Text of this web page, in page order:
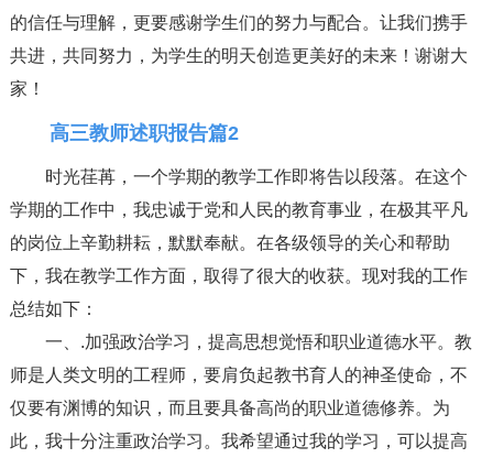
的信任与理解，更要感谢学生们的努力与配合。让我们携手
共进，共同努力，为学生的明天创造更美好的未来！谢谢大
家！
高三教师述职报告篇2
时光荏苒，一个学期的教学工作即将告以段落。在这个
学期的工作中，我忠诚于党和人民的教育事业，在极其平凡
的岗位上辛勤耕耘，默默奉献。在各级领导的关心和帮助
下，我在教学工作方面，取得了很大的收获。现对我的工作
总结如下：
一、.加强政治学习，提高思想觉悟和职业道德水平。教
师是人类文明的工程师，要肩负起教书育人的神圣使命，不
仅要有渊博的知识，而且要具备高尚的职业道德修养。为
此，我十分注重政治学习。我希望通过我的学习，可以提高